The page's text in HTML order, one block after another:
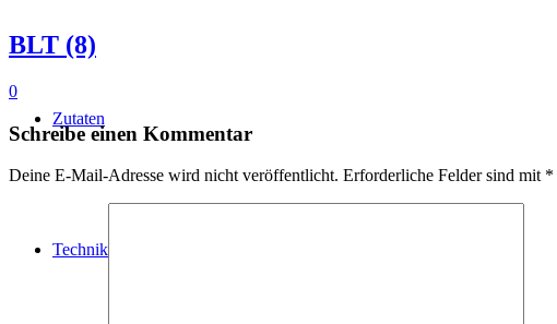
Zutaten
Technik
BLT (8)
0
Schreibe einen Kommentar
Deine E-Mail-Adresse wird nicht veröffentlicht. Erforderliche Felder sind mit *